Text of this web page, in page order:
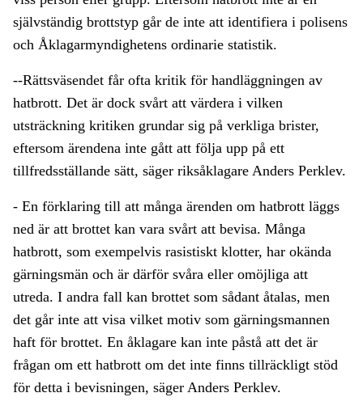
självständig brottstyp går de inte att identifiera i polisens
och Åklagarmyndighetens ordinarie statistik.
--Rättsväsendet får ofta kritik för handläggningen av
hatbrott. Det är dock svårt att värdera i vilken
utsträckning kritiken grundar sig på verkliga brister,
eftersom ärendena inte gått att följa upp på ett
tillfredsställande sätt, säger riksåklagare Anders Perklev.
- En förklaring till att många ärenden om hatbrott läggs
ned är att brottet kan vara svårt att bevisa. Många
hatbrott, som exempelvis rasistiskt klotter, har okända
gärningsmän och är därför svåra eller omöjliga att
utreda. I andra fall kan brottet som sådant åtalas, men
det går inte att visa vilket motiv som gärningsmannen
haft för brottet. En åklagare kan inte påstå att det är
frågan om ett hatbrott om det inte finns tillräckligt stöd
för detta i bevisningen, säger Anders Perklev.